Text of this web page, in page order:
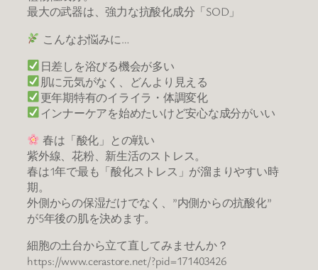
最大の武器は、強力な抗酸化成分「SOD」
こんなお悩みに…
日差しを浴びる機会が多い
肌に元気がなく、どんより見える
更年期特有のイライラ・体調変化
インナーケアを始めたいけど安心な成分がいい
春は「酸化」との戦い
紫外線、花粉、新生活のストレス。
春は1年で最も「酸化ストレス」が溜まりやすい時
期。
外側からの保湿だけでなく、”内側からの抗酸化”
が5年後の肌を決めます。
細胞の土台から立て直してみませんか？
https://www.cerastore.net/?pid=171403426